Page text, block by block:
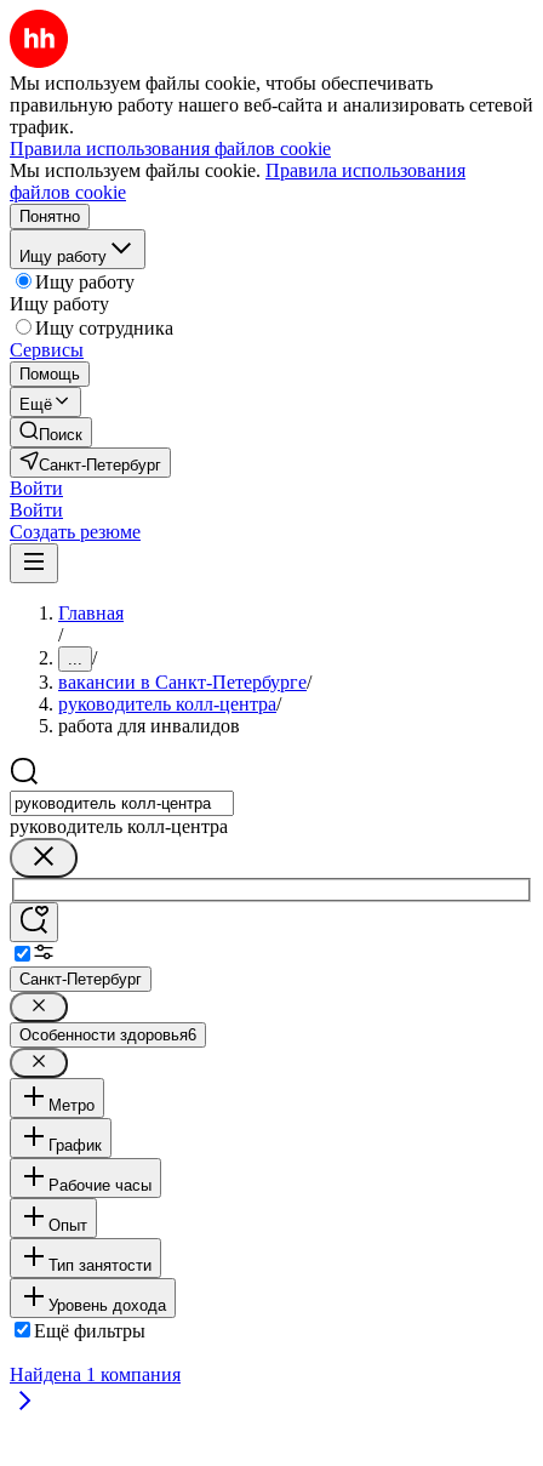
Мы используем файлы cookie, чтобы обеспечивать
правильную работу нашего веб-сайта и анализировать сетевой
трафик.
Правила использования файлов cookie
Мы используем файлы cookie. Правила использования
файлов cookie
Понятно
Ищу работу
Ищу работу
Ищу работу
Ищу сотрудника
Сервисы
Помощь
Ещё
Поиск
Санкт-Петербург
Войти
Войти
Создать резюме
Главная
/
... /
вакансии в Санкт-Петербурге/
руководитель колл-центра/
работа для инвалидов
руководитель колл-центра
Санкт-Петербург
Особенности здоровья6
Метро
График
Рабочие часы
Опыт
Тип занятости
Уровень дохода
Ещё фильтры
Найдена 1 компания